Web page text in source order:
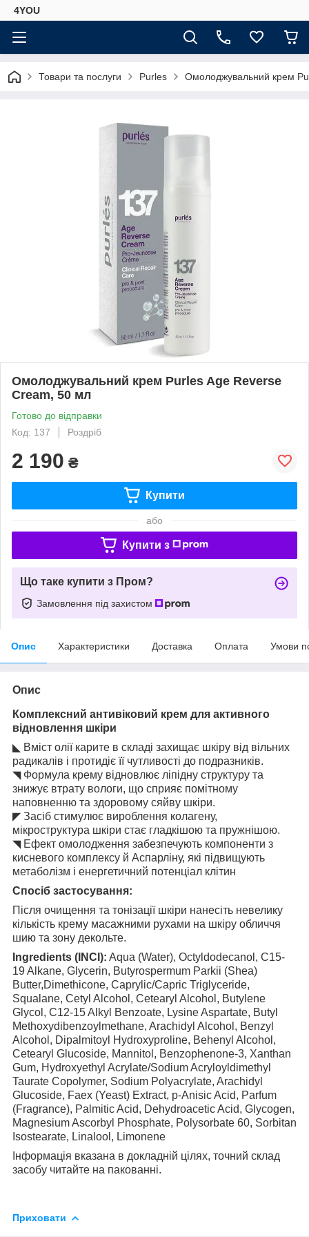
4YOU
Товари та послуги Purles Омолоджувальний крем
Омолоджувальний крем Purles Age Reverse
Cream, 50 мл
Готово до відправки
Код: 137
Роздріб
2 190 ₴
Купити
або
Купити з
Що таке купити з Пром?
Замовлення під захистом
Опис Характеристики Доставка Оплата Умови
Опис
Комплексний антивіковий крем для активного
відновлення шкіри
◣ Вміст олії карите в складі захищає шкіру від вільних
радикалів і протидіє її чутливості до подразників.
◥ Формула крему відновлює ліпідну структуру та
знижує втрату вологи, що сприяє помітному
наповненню та здоровому сяйву шкіри.
◤ Засіб стимулює вироблення колагену,
мікроструктура шкіри стає гладкішою та пружнішою.
◥ Ефект омолодження забезпечують компоненти з
кисневого комплексу й Аспарліну, які підвищують
метаболізм і енергетичний потенціал клітин
Спосіб застосування:
Після очищення та тонізації шкіри нанесіть невелику
кількість крему масажними рухами на шкіру обличчя
шию та зону декольте.
Ingredients (INCI): Aqua (Water), Octyldodecanol, C15-
19 Alkane, Glycerin, Butyrospermum Parkii (Shea)
Butter,Dimethicone, Caprylic/Capric Triglyceride,
Squalane, Cetyl Alcohol, Cetearyl Alcohol, Butylene
Glycol, C12-15 Alkyl Benzoate, Lysine Aspartate, Butyl
Methoxydibenzoylmethane, Arachidyl Alcohol, Benzyl
Alcohol, Dipalmitoyl Hydroxyproline, Behenyl Alcohol,
Cetearyl Glucoside, Mannitol, Benzophenone-3, Xanthan
Gum, Hydroxyethyl Acrylate/Sodium Acryloyldimethyl
Taurate Copolymer, Sodium Polyacrylate, Arachidyl
Glucoside, Faex (Yeast) Extract, p-Anisic Acid, Parfum
(Fragrance), Palmitic Acid, Dehydroacetic Acid, Glycogen,
Magnesium Ascorbyl Phosphate, Polysorbate 60, Sorbitan
Isostearate, Linalool, Limonene
Інформація вказана в докладній цілях, точний склад
засобу читайте на пакованні.
Приховати